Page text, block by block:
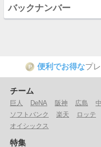
バックナンバー
P 便利でお得なプ
チーム
巨人 DeNA 阪神 広島
ソフトバンク
楽天 ロッテ
オイシックス
特集